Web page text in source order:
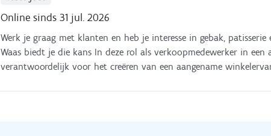
Online sinds 31 jul. 2026
Werk je graag met klanten en heb je interesse in gebak,
Waas biedt je die kans In deze rol als verkoopmedewerker in
verantwoordelijk voor het creëren van een aangename